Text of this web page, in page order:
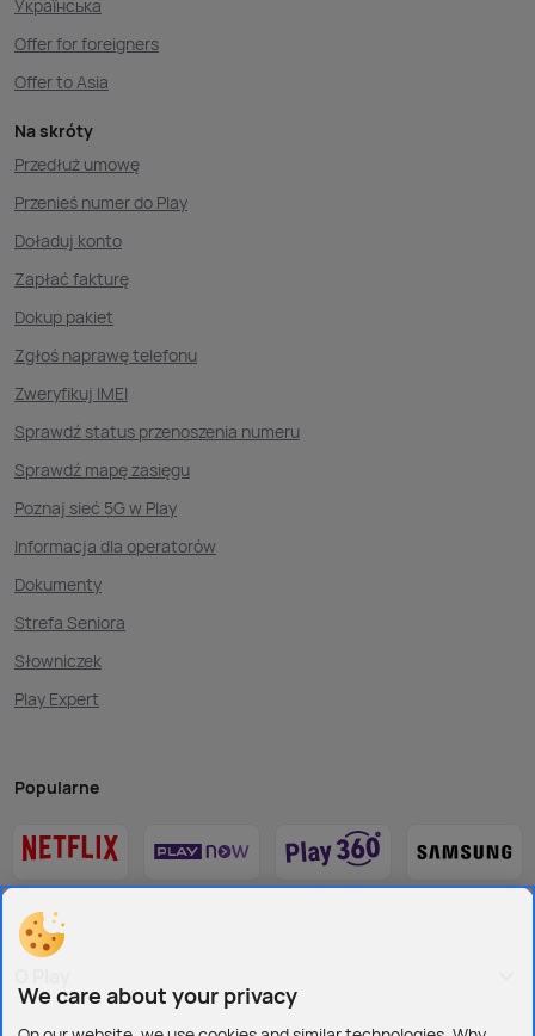
Українська
Offer for foreigners
Offer to Asia
Na skróty
Przedłuż umowę
Przenieś numer do Play
Doładuj konto
Zapłać fakturę
Dokup pakiet
Zgłoś naprawę telefonu
Zweryfikuj IMEI
Sprawdź status przenoszenia numeru
Sprawdź mapę zasięgu
Poznaj sieć 5G w Play
Informacja dla operatorów
Dokumenty
Strefa Seniora
Słowniczek
Play Expert
Popularne
We care about your privacy